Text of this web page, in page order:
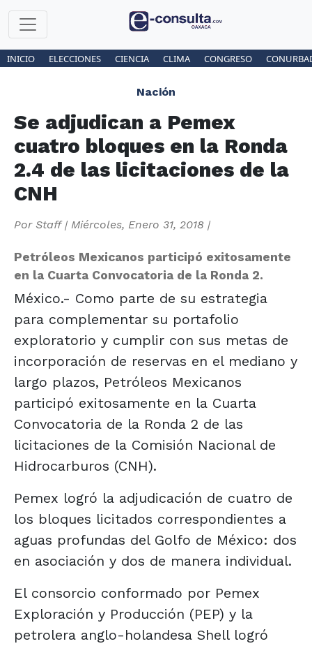
INICIO ELECCIONES CIENCIA CLIMA CONGRESO
Nación
Se adjudican a Pemex
cuatro bloques en la Ronda
2.4 de las licitaciones de la
CNH
Por Staff| Miércoles, Enero 31, 2018 |
Petróleos Mexicanos participó exitosamente
en la Cuarta Convocatoria de la Ronda 2.
México.- Como parte de su estrategia
para complementar su portafolio
exploratorio y cumplir con sus metas de
incorporación de reservas en el mediano y
largo plazos, Petróleos Mexicanos
participó exitosamente en la Cuarta
Convocatoria de la Ronda 2 de las
licitaciones de la Comisión Nacional de
Hidrocarburos (CNH).
Pemex logró la adjudicación de cuatro de
los bloques licitados correspondientes a
aguas profundas del Golfo de México: dos
en asociación y dos de manera individual.
El consorcio conformado por Pemex
Exploración y Producción (PEP) y la
petrolera anglo-holandesa Shell logró